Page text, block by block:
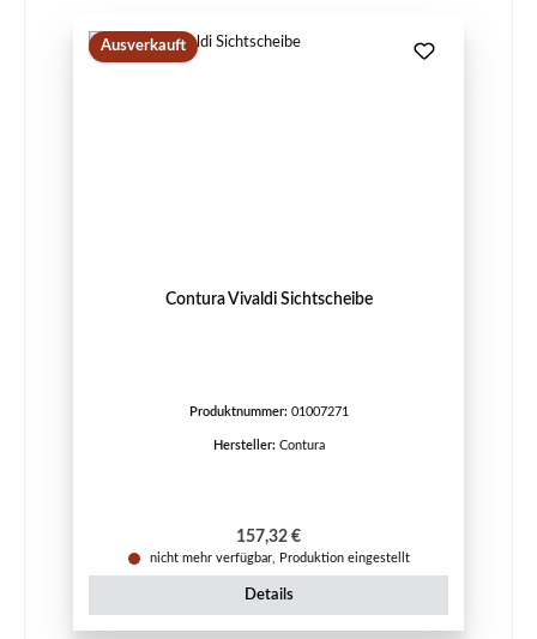
Ausverkauft
Contura Vivaldi Sichtscheibe
Produktnummer: 01007271
Hersteller: Contura
Regulärer Preis:
157,32 €
nicht mehr verfügbar, Produktion eingestellt
Details